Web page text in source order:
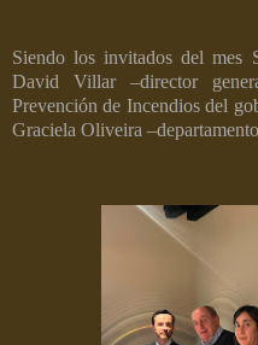
Siendo los invitados del mes
David Villar –director
Prevención de Incendios del
Graciela Oliveira